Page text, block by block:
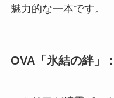
魅力的な一本です。
OVA「氷結の絆」